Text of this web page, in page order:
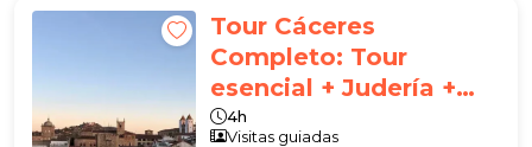
Tour Cáceres
Completo: Tour
esencial + Judería +
Tour Atardecer
4h
Visitas guiadas